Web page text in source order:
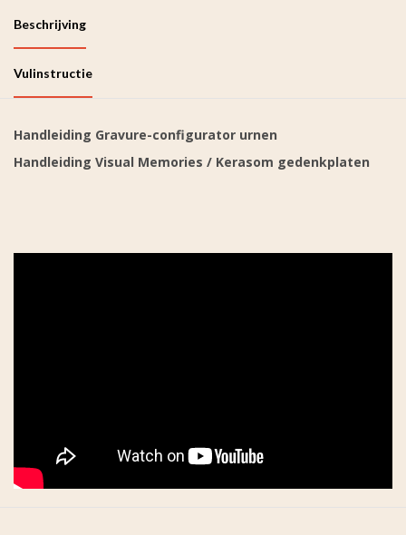
Beschrijving
Vulinstructie
Handleiding Gravure-configurator urnen
Handleiding Visual Memories / Kerasom gedenkplaten